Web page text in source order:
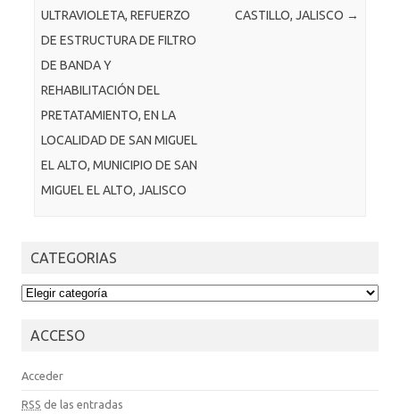
ULTRAVIOLETA, REFUERZO
DE ESTRUCTURA DE FILTRO
DE BANDA Y
REHABILITACIÓN DEL
PRETATAMIENTO, EN LA
LOCALIDAD DE SAN MIGUEL
EL ALTO, MUNICIPIO DE SAN
MIGUEL EL ALTO, JALISCO
CASTILLO, JALISCO →
CATEGORIAS
CATEGORIAS
ACCESO
Acceder
RSS de las entradas